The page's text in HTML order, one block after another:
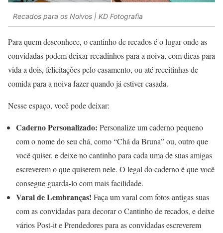
Recados para os Noivos | KD Fotografia
Para quem desconhece, o cantinho de recados é o lugar onde as
convidadas podem deixar recadinhos para a noiva, com dicas para
vida a dois, felicitações pelo casamento, ou até receitinhas de
comida para a noiva fazer quando já estiver casada.
Nesse espaço, você pode deixar:
Caderno Personalizado: Personalize um caderno pequeno
com o nome do seu chá, como “Chá da Bruna” ou, outro que
você quiser, e deixe no cantinho para cada uma de suas amigas
escreverem o que quiserem nele. O legal do caderno é que você
consegue guarda-lo com mais facilidade.
Varal de Lembranças! Faça um varal com fotos antigas suas
com as convidadas para decorar o Cantinho de recados, e deixe
vários Post-it e Prendedores para as convidadas escreverem